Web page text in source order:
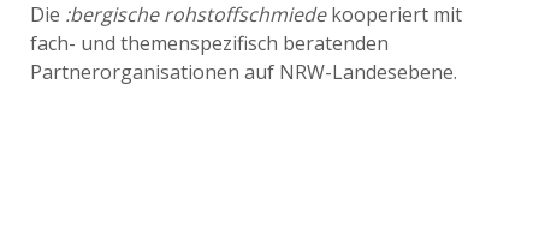
Die :bergische rohstoffschmiedekooperiert mit
fach- und themenspezifisch beratenden
Partnerorganisationen auf NRW-Landesebene.